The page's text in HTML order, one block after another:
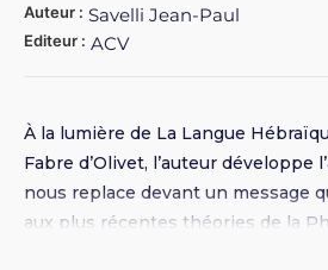
Auteur : Savelli Jean-Paul
Editeur : ACV
À la lumière de La Langue
Fabre d’Olivet, l’auteur développe
nous replace devant un message
aux plus récentes théories de la